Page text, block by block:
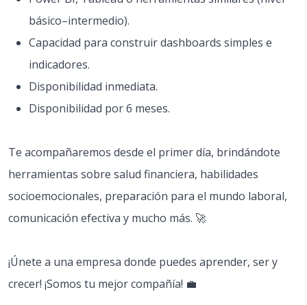
básico–intermedio).
Capacidad para construir dashboards simples e
indicadores.
Disponibilidad inmediata.
Disponibilidad por 6 meses.
Te acompañaremos desde el primer día, brindándote
herramientas sobre salud financiera, habilidades
socioemocionales, preparación para el mundo laboral,
comunicación efectiva y mucho más. 🚀
¡Únete a una empresa donde puedes aprender, ser y
crecer! ¡Somos tu mejor compañía! 💼